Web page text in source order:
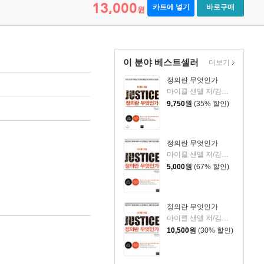
13,000원 카트에 넣기 바로구매
이 분야 베스트셀러
정의란 무엇인가
마이클 샌델 저/김선욱 감수/김명철 역
9,750원 (35% 할인)
정의란 무엇인가
마이클 샌델 저/김선욱 감수/김명철 역
5,000원 (67% 할인)
정의란 무엇인가
마이클 샌델 저/김선욱 감수/김명철 역
10,500원 (30% 할인)
더보기